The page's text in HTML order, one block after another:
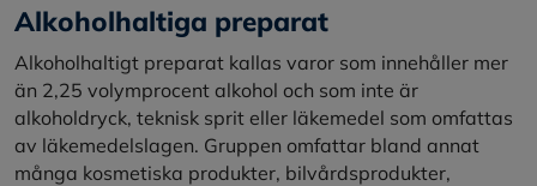
Alkoholhaltiga preparat
Alkoholhaltigt preparat kallas varor som innehåller mer
än 2,25 volymprocent alkohol och som inte är
alkoholdryck, teknisk sprit eller läkemedel som omfattas
av läkemedelslagen. Gruppen omfattar bland annat
många kosmetiska produkter, bilvårdsprodukter,